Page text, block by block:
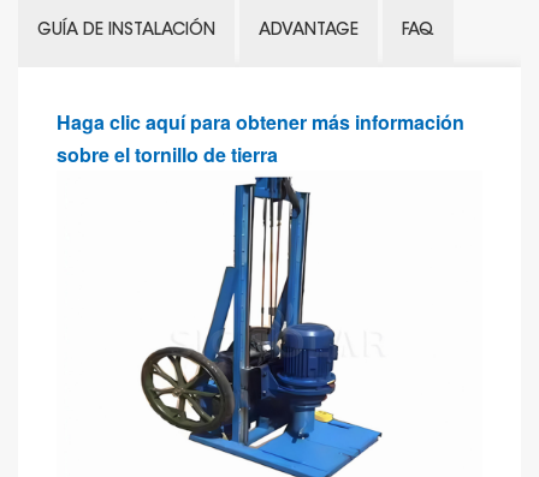
GUÍA DE INSTALACIÓN ADVANTAGE FAQ
Haga clic aquí para obtener más información
sobre el tornillo de tierra